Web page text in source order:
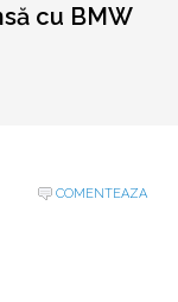
cu BMW
COMENTEAZA